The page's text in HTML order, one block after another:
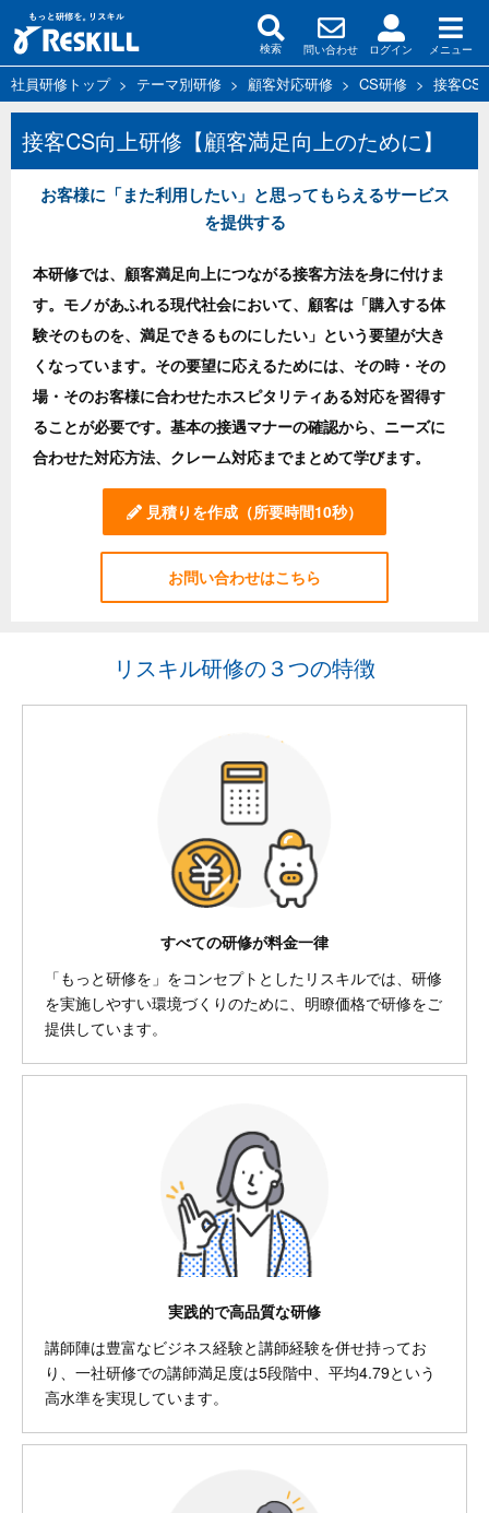
検索 問い合わせ ログイン メニュー
社員研修トップ> テーマ別研修 > 顧客対応研修 > CS研修 > 接客CS
接客CS向上研修【顧客満足向上のために】
お客様に「また利用したい」と思ってもらえるサービス
を提供する
本研修では、顧客満足向上につながる接客方法を身に付けま
す。モノがあふれる現代社会において、顧客は「購入する体
験そのものを、満足できるものにしたい」という要望が大き
くなっています。その要望に応えるためには、その時・その
場・そのお客様に合わせたホスピタリティある対応を習得す
ることが必要です。基本の接遇マナーの確認から、ニーズに
合わせた対応方法、クレーム対応までまとめて学びます。
見積りを作成 （所要時間10秒）
お問い合わせはこちら
リスキル研修の３つの特徴
すべての研修が料金一律
「もっと研修を」をコンセプトとしたリスキルでは、研修
を実施しやすい環境づくりのために、明瞭価格で研修をご
提供しています。
実践的で高品質な研修
講師陣は豊富なビジネス経験と講師経験を併せ持ってお
り、一社研修での講師満足度は5段階中、平均4.79という
高水準を実現しています。